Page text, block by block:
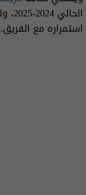
استمراره مع الفريق.